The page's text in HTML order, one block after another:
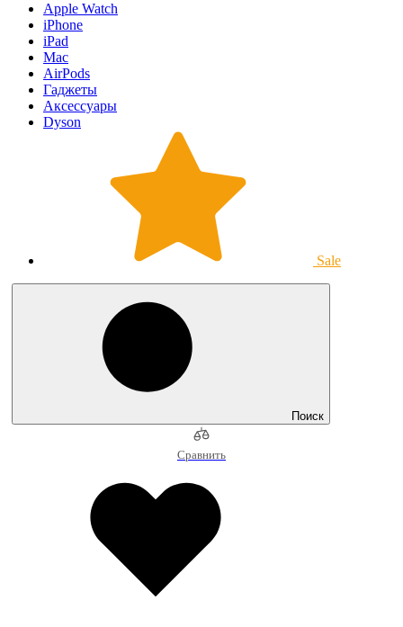
Apple Watch
iPhone
iPad
Mac
AirPods
Гаджеты
Аксессуары
Dyson
Sale
Поиск
Сравнить